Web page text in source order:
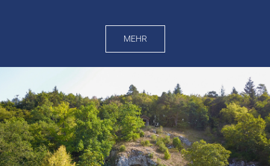
MEHR